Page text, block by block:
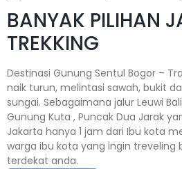
BANYAK PILIHAN
TREKKING
Destinasi Gunung Sentul Bogor –
naik turun, melintasi sawah, bukit
sungai. Sebagaimana jalur Leuwi
Gunung Kuta , Puncak Dua Jarak
Jakarta hanya 1 jam dari Ibu kota
warga ibu kota yang ingin
terdekat anda.